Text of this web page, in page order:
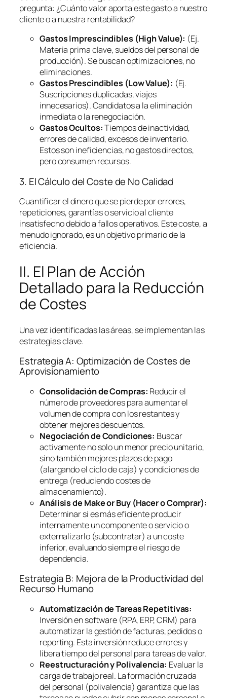
pregunta: ¿Cuánto valor aporta este gasto a nuestro
cliente o a nuestra rentabilidad?
Gastos Imprescindibles (High Value): (Ej.
Materia prima clave, sueldos del personal de
producción). Se buscan optimizaciones, no
eliminaciones.
Gastos Prescindibles (Low Value): (Ej.
Suscripciones duplicadas, viajes
innecesarios). Candidatos a la eliminación
inmediata o la renegociación.
Gastos Ocultos:Tiempos de inactividad,
errores de calidad, excesos de inventario.
Estos son ineficiencias, no gastos directos,
pero consumen recursos.
3. El Cálculo del Coste de No Calidad
Cuantificar el dinero que se pierde por errores,
repeticiones, garantías o servicio al cliente
insatisfecho debido a fallos operativos. Este coste, a
menudo ignorado, es un objetivo primario de la
eficiencia.
II. El Plan de Acción
Detallado para la Reducción
de Costes
Una vez identificadas las áreas, se implementan las
estrategias clave.
Estrategia A: Optimización de Costes de
Aprovisionamiento
Consolidación de Compras: Reducir el
número de proveedores para aumentar el
volumen de compra con los restantes y
obtener mejores descuentos.
Negociación de Condiciones: Buscar
activamente no solo un menor precio unitario,
sino también mejores plazos de pago
(alargando el ciclo de caja) y condiciones de
entrega (reduciendo costes de
almacenamiento).
Análisis de Make or Buy(Hacer o Comprar):
Determinar si es más eficiente producir
internamente un componente o servicio o
externalizarlo (subcontratar) a un coste
inferior, evaluando siempre el riesgo de
dependencia.
Estrategia B: Mejora de la Productividad del
Recurso Humano
Automatización de Tareas Repetitivas:
Inversión ensoftware(RPA, ERP, CRM) para
automatizar la gestión de facturas, pedidos o
reporting. Esta inversión reduce errores y
libera tiempo del personal para tareas de valor.
Reestructuración y Polivalencia: Evaluar la
carga de trabajo real. La formación cruzada
del personal (polivalencia) garantiza que las